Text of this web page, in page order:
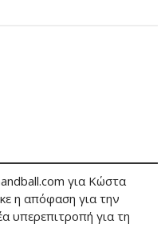
για Κώστα
η απόφαση για την
υπερεπιτροπή για τη